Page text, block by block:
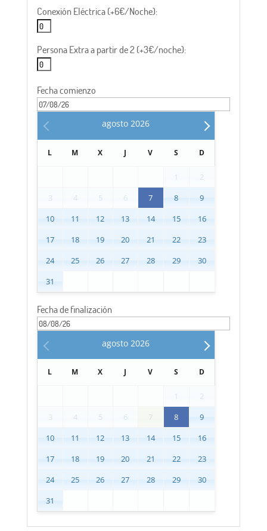
Conexión Eléctrica (+6€/Noche):
Persona Extra a partir de 2 (+3€/noche):
Fecha comienzo
agosto 2026
L M X J V S D
1
2
3
4 5 6 7 8
9
10
11 12 13 14 15
16
17
18 19 20 21 22
23
24
25 26 27 28 29
30
31
Fecha de finalización
agosto 2026
L M X J V S D
1
2
3
4 5 6 7 8
9
10
11 12 13 14 15
16
17
18 19 20 21 22
23
24
25 26 27 28 29
30
31